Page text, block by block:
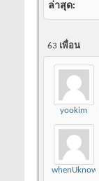
ล่าสุด
63 เพื่อน
yookim
whenUknow